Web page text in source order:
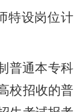
特设岗位计
普通本专科
校招收的普